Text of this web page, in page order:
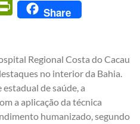
PrintFriendly
Share
Regional Costa do Cacau
no interior da Bahia.
de saúde, a
a aplicação da técnica
humanizado, segundo